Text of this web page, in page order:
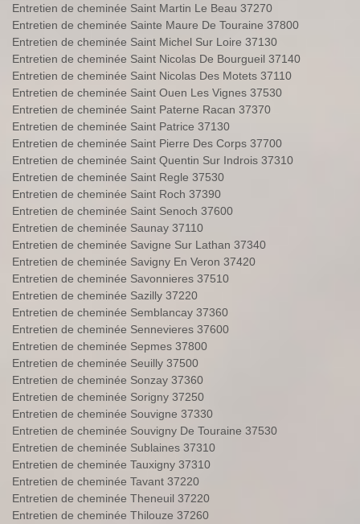
Entretien de cheminée Saint Martin Le Beau 37270
Entretien de cheminée Sainte Maure De Touraine 37800
Entretien de cheminée Saint Michel Sur Loire 37130
Entretien de cheminée Saint Nicolas De Bourgueil 37140
Entretien de cheminée Saint Nicolas Des Motets 37110
Entretien de cheminée Saint Ouen Les Vignes 37530
Entretien de cheminée Saint Paterne Racan 37370
Entretien de cheminée Saint Patrice 37130
Entretien de cheminée Saint Pierre Des Corps 37700
Entretien de cheminée Saint Quentin Sur Indrois 37310
Entretien de cheminée Saint Regle 37530
Entretien de cheminée Saint Roch 37390
Entretien de cheminée Saint Senoch 37600
Entretien de cheminée Saunay 37110
Entretien de cheminée Savigne Sur Lathan 37340
Entretien de cheminée Savigny En Veron 37420
Entretien de cheminée Savonnieres 37510
Entretien de cheminée Sazilly 37220
Entretien de cheminée Semblancay 37360
Entretien de cheminée Sennevieres 37600
Entretien de cheminée Sepmes 37800
Entretien de cheminée Seuilly 37500
Entretien de cheminée Sonzay 37360
Entretien de cheminée Sorigny 37250
Entretien de cheminée Souvigne 37330
Entretien de cheminée Souvigny De Touraine 37530
Entretien de cheminée Sublaines 37310
Entretien de cheminée Tauxigny 37310
Entretien de cheminée Tavant 37220
Entretien de cheminée Theneuil 37220
Entretien de cheminée Thilouze 37260